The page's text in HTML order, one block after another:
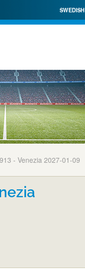
SWEDISH
- Venezia 2027-01-09